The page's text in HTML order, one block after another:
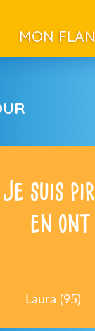
MON
Je suis
en
Laura (95)